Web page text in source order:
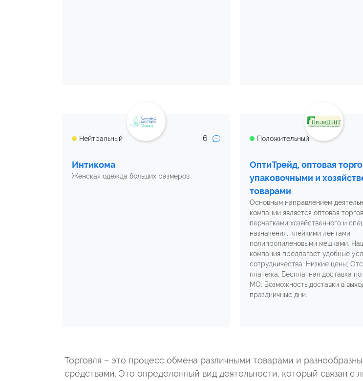
Нейтральный 6
Интикома
Женская одежда больших размеров
Положительный
ОптиТрейд, оптовая
упаковочными и
товарами
Основным направлением
компании является оптовая
перчатками хозяйственного и
назначения, клейкими лентами,
полипропиленовыми мешками.
компания предлагает удобные
сотрудничества: Низкие цены;
платежа; Бесплатная доставка
МО; Возможность доставки в
праздничные дни.
Торговля – это процесс обмена различными товарами и
средствами. Это определенный вид деятельности, который связан